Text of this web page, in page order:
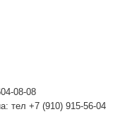
08-08
тел +7 (910) 915-56-04